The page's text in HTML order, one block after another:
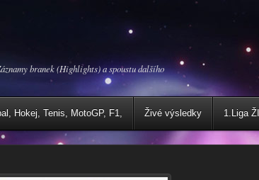
branek (Highlights) a spoustu dalšího
Hokej, Tenis, MotoGP, F1, Živé výsledky 1.Liga